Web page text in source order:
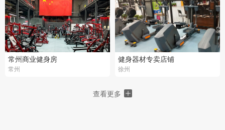
常州商业健身房
常州
健身器材专卖店铺
徐州
查看更多